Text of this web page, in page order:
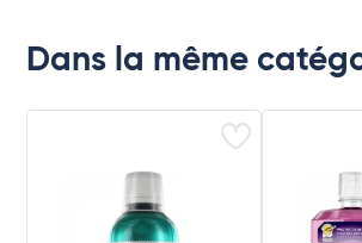
Dans la même